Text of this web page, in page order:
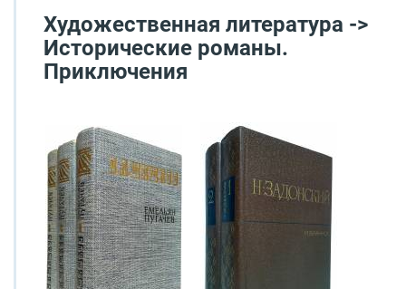
Художественная литература ->
Исторические романы.
Приключения